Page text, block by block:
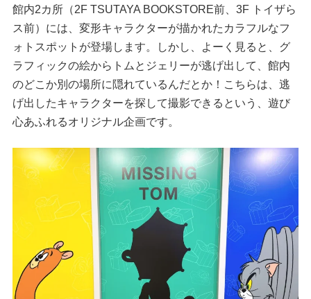
館内2カ所（2F TSUTAYA BOOKSTORE前、3F トイザら
ス前）には、変形キャラクターが描かれたカラフルなフ
ォトスポットが登場します。しかし、よーく見ると、グ
ラフィックの絵からトムとジェリーが逃げ出して、館内
のどこか別の場所に隠れているんだとか！こちらは、逃
げ出したキャラクターを探して撮影できるという、遊び
心あふれるオリジナル企画です。